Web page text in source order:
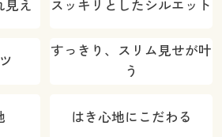
見え スッキリとしたシルエット
すっきり、スリム見せが叶
う
はき心地にこだわる